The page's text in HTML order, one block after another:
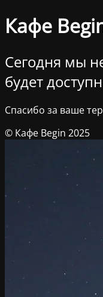
Кафе
Сегодня мы
будет
Спасибо за ваше
© Кафе Begin 2025